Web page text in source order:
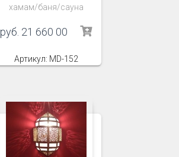
хамам/баня/сауна
руб. 21 660 00
Артикул: MD-152